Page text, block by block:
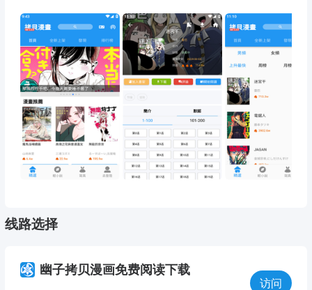
线路选择
幽子拷贝漫画免费阅读下载
访问